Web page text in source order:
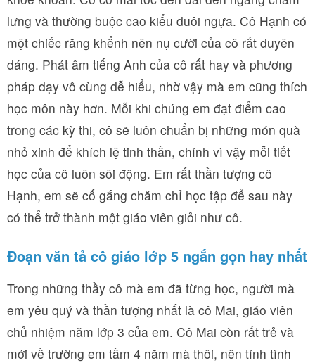
lưng và thường buộc cao kiểu đuôi ngựa. Cô Hạnh có
một chiếc răng khểnh nên nụ cười của cô rất duyên
dáng. Phát âm tiếng Anh của cô rất hay và phương
pháp dạy vô cùng dễ hiểu, nhờ vậy mà em cũng thích
học môn này hơn. Mỗi khi chúng em đạt điểm cao
trong các kỳ thi, cô sẽ luôn chuẩn bị những món quà
nhỏ xinh để khích lệ tinh thần, chính vì vậy mỗi tiết
học của cô luôn sôi động. Em rất thần tượng cô
Hạnh, em sẽ cố gắng chăm chỉ học tập để sau này
có thể trở thành một giáo viên giỏi như cô.
Đoạn văn tả cô giáo lớp 5 ngắn gọn hay nhất
Trong những thầy cô mà em đã từng học, người mà
em yêu quý và thần tượng nhất là cô Mai, giáo viên
chủ nhiệm năm lớp 3 của em. Cô Mai còn rất trẻ và
mới về trường em tầm 4 năm mà thôi, nên tính tình